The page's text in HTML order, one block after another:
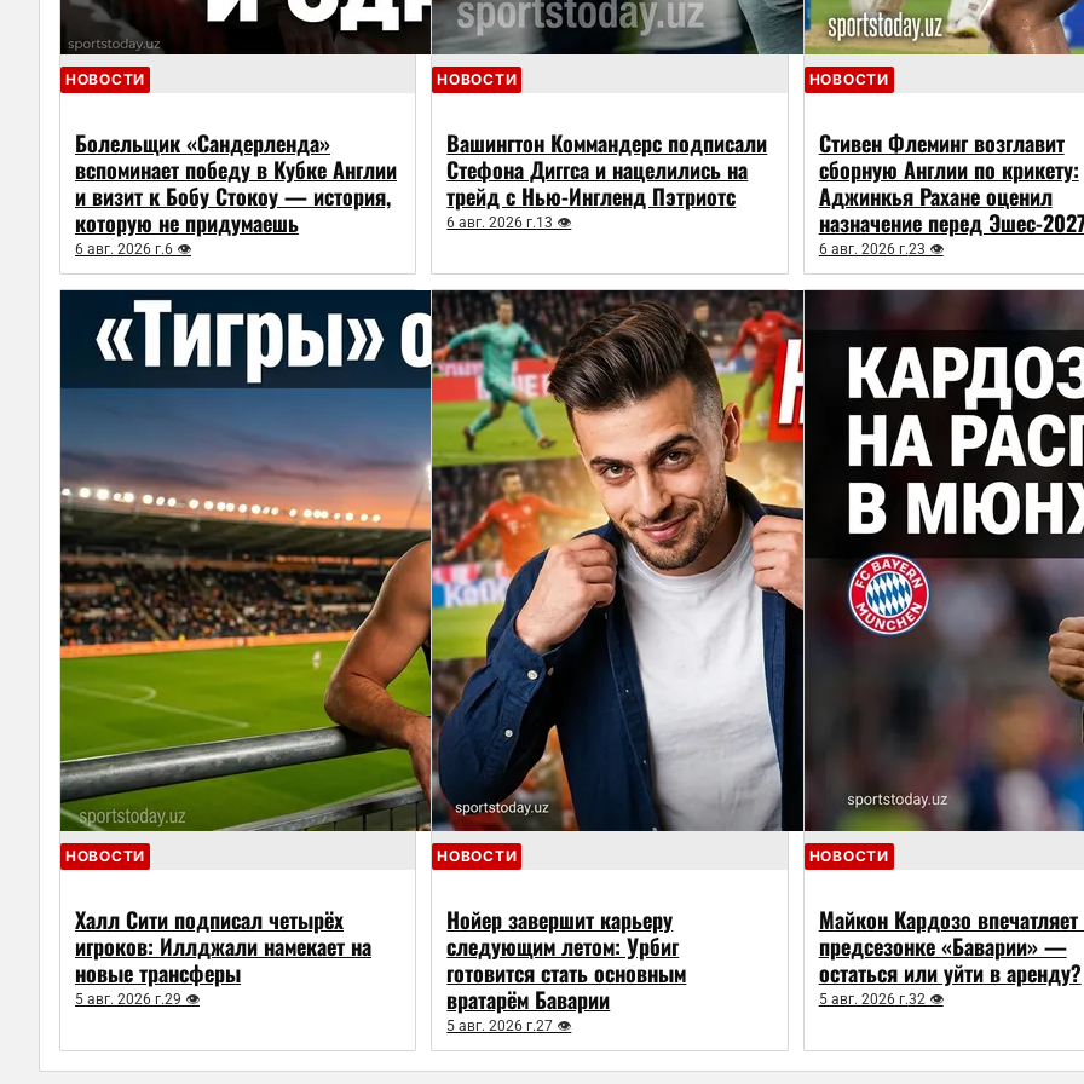
НОВОСТИ
Болельщик «Сандерленда»
вспоминает победу в Кубке Англии
и визит к Бобу Стокоу — история,
которую не придумаешь
6 авг. 2026 г.6 👁
НОВОСТИ
Вашингтон Коммандерс подписали
Стефона Диггса и нацелились на
трейд с Нью-Ингленд Пэтриотс
6 авг. 2026 г.13 👁
НОВОСТИ
Стивен Флеминг возглавит
сборную Англии по крикету:
Аджинкья Рахане оценил
назначение перед Эшес-
6 авг. 2026 г.23 👁
НОВОСТИ
Халл Сити подписал четырёх
игроков: Иллджали намекает на
новые трансферы
5 авг. 2026 г.29 👁
НОВОСТИ
Нойер завершит карьеру
следующим летом: Урбиг
готовится стать основным
вратарём Баварии
5 авг. 2026 г.27 👁
НОВОСТИ
Майкон Кардозо впечатляет
предсезонке «Баварии» —
остаться или уйти в аренду?
5 авг. 2026 г.32 👁